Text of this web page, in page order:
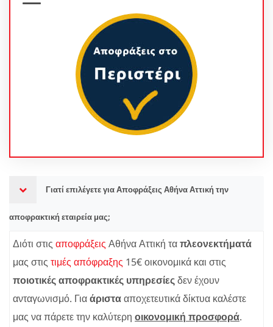
Γιατί επιλέγετε για Αποφράξεις Αθήνα Αττική την
αποφρακτική εταιρεία μας;
Διότι στις αποφράξεις Αθήνα Αττική ταπλεονεκτήματά
μας στις τιμές απόφραξης 15€ οικονομικά και στις
ποιοτικές αποφρακτικές υπηρεσίεςδεν έχουν
ανταγωνισμό. Γιαάριστααποχετευτικά δίκτυα καλέστε
μας να πάρετε την καλύτερη οικονομική προσφορά.